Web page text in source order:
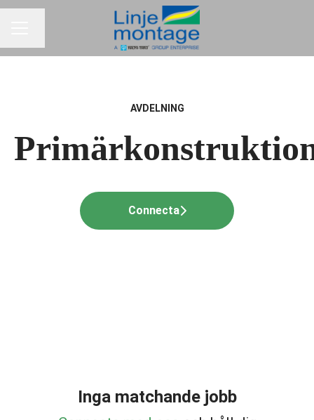
AVDELNING
Connecta
Inga matchande jobb